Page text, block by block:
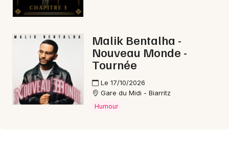
Malik Bentalha -
Nouveau Monde -
Tournée
Le 17/10/2026
Gare du Midi - Biarritz
Humour